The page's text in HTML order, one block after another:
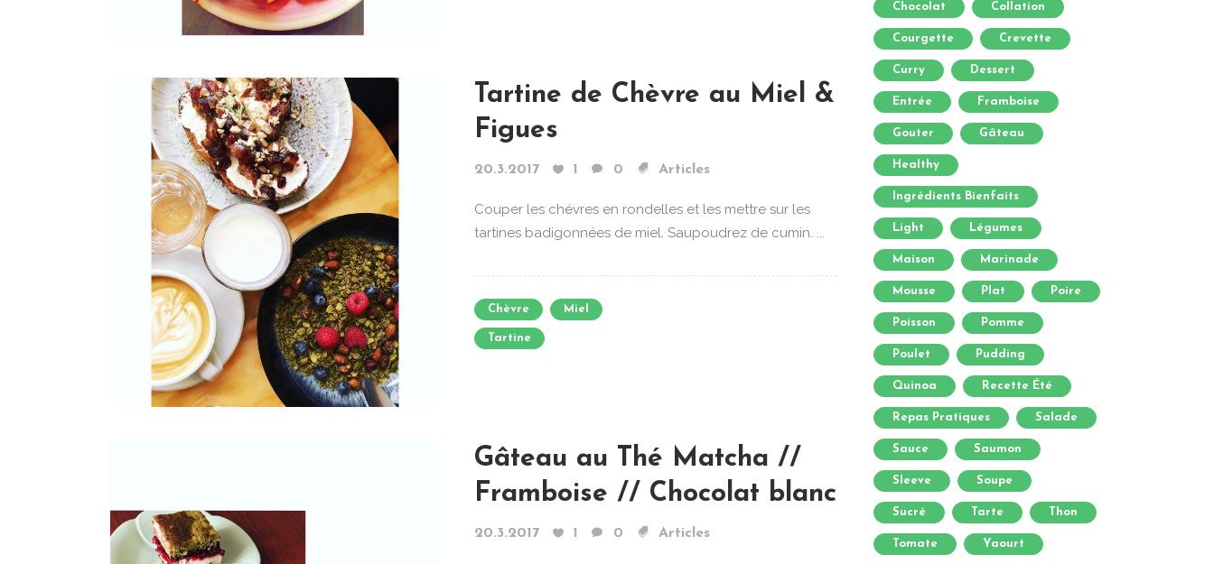
Tartine de Chèvre au Miel &
Figues
20.3.2017 1 0 Articles
Couper les chévres en rondelles et les mettre sur les
tartines badigonnées de miel. Saupoudrez de cumin. ...
Chèvre Miel
Tartine
Gâteau au Thé Matcha //
Framboise // Chocolat blanc
20.3.2017 1 0 Articles
Chocolat Collation
Courgette Crevette
Curry Dessert
Entrée Framboise
Gouter Gâteau
Healthy
Ingrédients Bienfaits
Light Légumes
Maison Marinade
Mousse Plat Poire
Poisson Pomme
Poulet Pudding
Quinoa Recette Été
Repas Pratiques Salade
Sauce Saumon
Sleeve Soupe
Sucré Tarte Thon
Tomate Yaourt